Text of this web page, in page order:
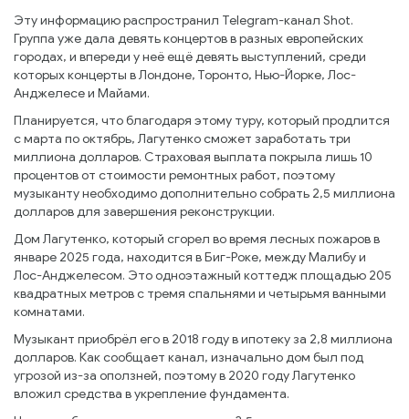
Эту информацию распространил Telegram-канал Shot.
Группа уже дала девять концертов в разных европейских
городах, и впереди у неё ещё девять выступлений, среди
которых концерты в Лондоне, Торонто, Нью-Йорке, Лос-
Анджелесе и Майами.
Планируется, что благодаря этому туру, который продлится
с марта по октябрь, Лагутенко сможет заработать три
миллиона долларов. Страховая выплата покрыла лишь 10
процентов от стоимости ремонтных работ, поэтому
музыканту необходимо дополнительно собрать 2,5 миллиона
долларов для завершения реконструкции.
Дом Лагутенко, который сгорел во время лесных пожаров в
январе 2025 года, находится в Биг-Роке, между Малибу и
Лос-Анджелесом. Это одноэтажный коттедж площадью 205
квадратных метров с тремя спальнями и четырьмя ванными
комнатами.
Музыкант приобрёл его в 2018 году в ипотеку за 2,8 миллиона
долларов. Как сообщает канал, изначально дом был под
угрозой из-за оползней, поэтому в 2020 году Лагутенко
вложил средства в укрепление фундамента.